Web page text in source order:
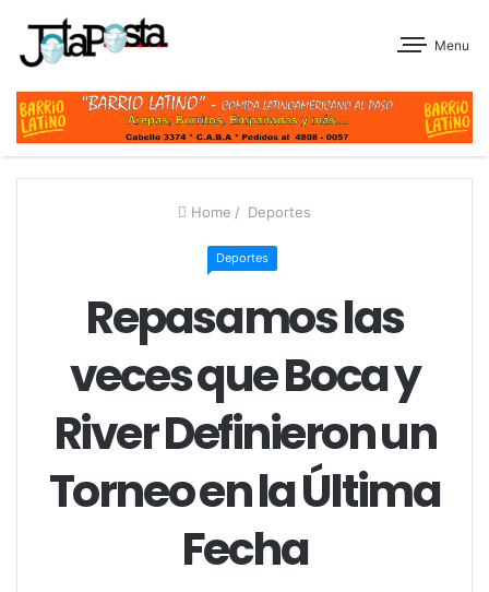
Menu
Home / Deportes
Deportes
Repasamos las
veces que Boca y
River Definieron un
Torneo en la Última
Fecha